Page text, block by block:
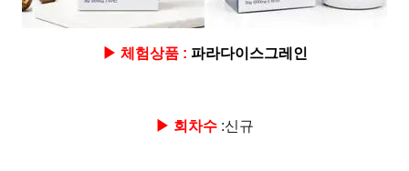
▶ 체험상품 : 파라다이스그레인
▶ 회차수 :신규